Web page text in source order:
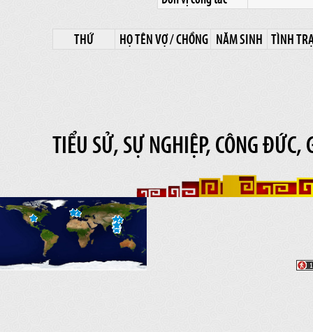
THỨ HỌ TÊN VỢ / CHỒNG NĂM SINH TÌNH
TIỂU SỬ, SỰ NGHIỆP, CÔNG ĐỨC,